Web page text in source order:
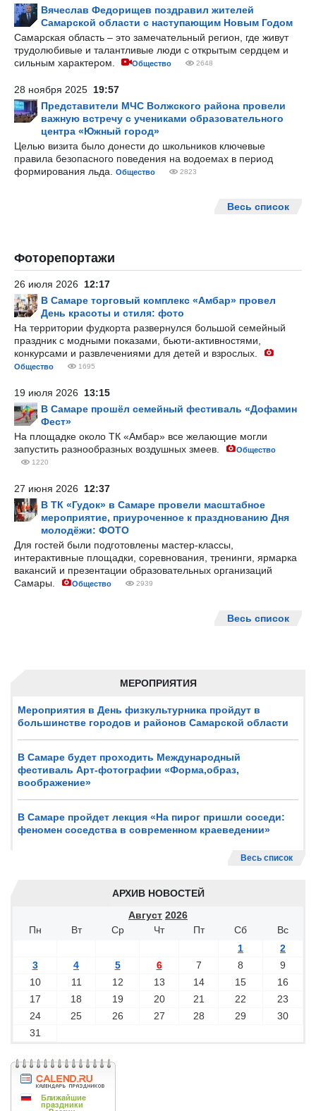
МЕРОПРИЯТИЯ
Мероприятия в День физкультурника пройдут в
большинстве городов и районов Самарской области
В Самаре будет проходить Международный
фестиваль Арт-фотографии «Форма,образ,
воображение»
В Самаре пройдет лекция «На пирог пришли соседи:
феномен соседства в современном краеведении»
Весь список
АРХИВ НОВОСТЕЙ
Август 2026
Пн
Вт Ср Чт Пт Сб
Вс
1
2
3
4 5 6 7 8
9
10
11 12 13 14 15
16
17
18 19 20 21 22
23
24
25 26 27 28 29
30
31
Вячеслав Федорищев поздравил жителей
Самарской области с наступающим Новым Годом
Самарская область – это замечательный регион, где живут
трудолюбивые и талантливые люди с открытым сердцем и
сильным характером.
Общество 2648
28 ноября 2025 19:57
Представители МЧС Волжского района провели
важную встречу с учениками образовательного
центра «Южный город»
Целью визита было донести до школьников ключевые
правила безопасного поведения на водоемах в период
формирования льда.
Общество 2823
Весь список
Фоторепортажи
26 июля 2026 12:17
В Самаре торговый комплекс «Амбар» провел
День красоты и стиля: фото
На территории фудкорта развернулся большой семейный
праздник с модными показами, бьюти-активностями,
конкурсами и развлечениями для детей и взрослых.
Общество 1695
19 июля 2026 13:15
В Самаре прошёл семейный фестиваль «Дофамин
Фест»
На площадке около ТК «Амбар» все желающие могли
запустить разнообразных воздушных змеев.
Общество
1220
27 июня 2026 12:37
В ТК «Гудок» в Самаре провели масштабное
мероприятие, приуроченное к празднованию Дня
молодёжи: ФОТО
Для гостей были подготовлены мастер-классы,
интерактивные площадки, соревнования, тренинги, ярмарка
вакансий и презентации образовательных организаций
Самары.
Общество 2939
Весь список